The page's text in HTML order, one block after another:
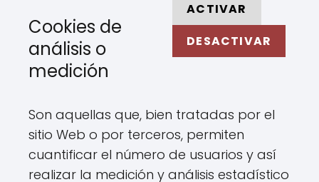
Cookies de
análisis o
medición
ACTIVAR
DESACTIVAR
Son aquellas que, bien tratadas por el
sitio Web o por terceros, permiten
cuantificar el número de usuarios y así
realizar la medición y análisis estadístico